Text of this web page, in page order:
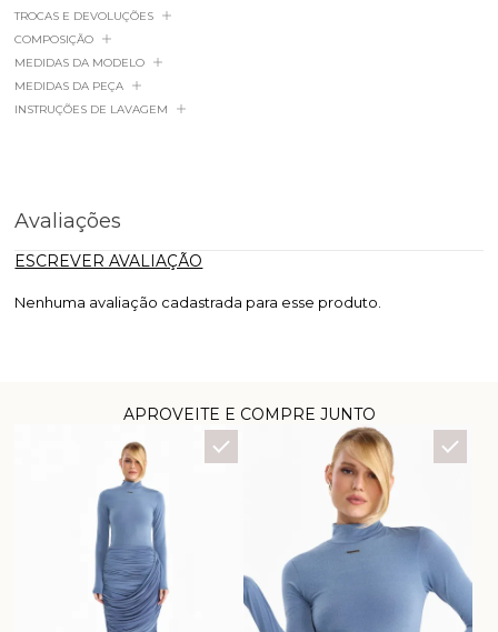
TROCAS E DEVOLUÇÕES
MEDIDAS DA MODELO
MEDIDAS DA PEÇA
COMPOSIÇÃO
INSTRUÇÕES DE LAVAGEM
Avaliações
ESCREVER AVALIAÇÃO
Nenhuma avaliação cadastrada para esse produto.
APROVEITE E COMPRE JUNTO